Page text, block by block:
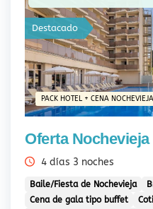
PACK HOTEL + CENA NOCHEVIEJA
Destacado
Oferta
4 días 3 noches
Baile/Fiesta de Nochevieja
Cena de gala tipo buffet